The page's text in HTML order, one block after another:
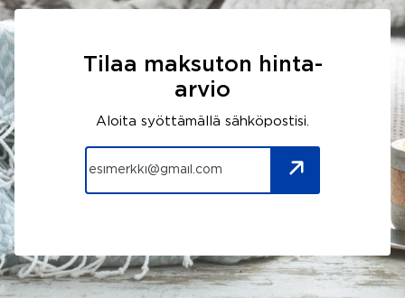
Tilaa maksuton hinta-
arvio
Aloita syöttämällä sähköpostisi.